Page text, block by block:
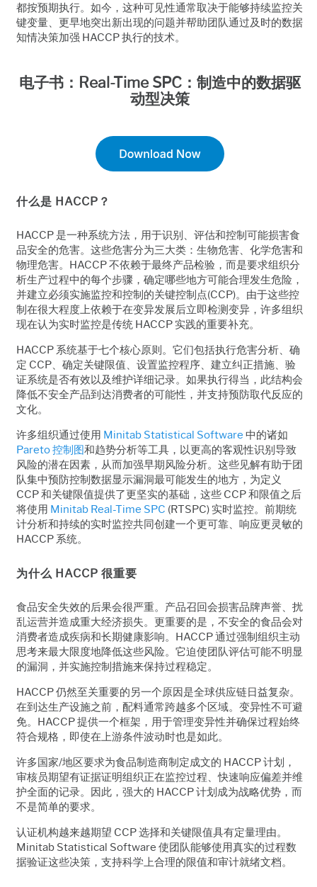
都按预期执行。如今，这种可见性通常取决于能够持续监控关
键变量、更早地突出新出现的问题并帮助团队通过及时的数据
知情决策加强 HACCP 执行的技术。
电子书：Real-Time SPC：制造中的数据驱
动型决策
什么是 HACCP？
HACCP 是一种系统方法，用于识别、评估和控制可能损害食
品安全的危害。这些危害分为三大类：生物危害、化学危害和
物理危害。HACCP 不依赖于最终产品检验，而是要求组织分
析生产过程中的每个步骤，确定哪些地方可能合理发生危险，
并建立必须实施监控和控制的关键控制点(CCP)。由于这些控
制在很大程度上依赖于在变异发展后立即检测变异，许多组织
现在认为实时监控是传统 HACCP 实践的重要补充。
HACCP 系统基于七个核心原则。它们包括执行危害分析、确
定 CCP、确定关键限值、设置监控程序、建立纠正措施、验
证系统是否有效以及维护详细记录。如果执行得当，此结构会
降低不安全产品到达消费者的可能性，并支持预防取代反应的
文化。
许多组织通过使用 Minitab Statistical Software 中的诸如
Pareto 控制图和趋势分析等工具，以更高的客观性识别导致
风险的潜在因素，从而加强早期风险分析。这些见解有助于团
队集中预防控制数据显示漏洞最可能发生的地方，为定义
CCP 和关键限值提供了更坚实的基础，这些 CCP 和限值之后
将使用 Minitab Real-Time SPC (RTSPC) 实时监控。前期统
计分析和持续的实时监控共同创建一个更可靠、响应更灵敏的
HACCP 系统。
为什么 HACCP 很重要
食品安全失效的后果会很严重。产品召回会损害品牌声誉、扰
乱运营并造成重大经济损失。更重要的是，不安全的食品会对
消费者造成疾病和长期健康影响。HACCP 通过强制组织主动
思考来最大限度地降低这些风险。它迫使团队评估可能不明显
的漏洞，并实施控制措施来保持过程稳定。
HACCP 仍然至关重要的另一个原因是全球供应链日益复杂。
在到达生产设施之前，配料通常跨越多个区域。变异性不可避
免。HACCP 提供一个框架，用于管理变异性并确保过程始终
符合规格，即使在上游条件波动时也是如此。
许多国家/地区要求为食品制造商制定成文的 HACCP 计划，
审核员期望有证据证明组织正在监控过程、快速响应偏差并维
护全面的记录。因此，强大的 HACCP 计划成为战略优势，而
不是简单的要求。
认证机构越来越期望 CCP 选择和关键限值具有定量理由。
Minitab Statistical Software 使团队能够使用真实的过程数
据验证这些决策，支持科学上合理的限值和审计就绪文档。